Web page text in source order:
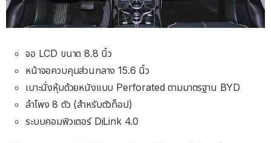
จอ LCD ขนาด 8.8 นิ้ว
หน้าจอควบคุมส่วนกลาง 15.6 นิ้ว
เบาะนั่งหุ้มด้วยหนังแบบ Perforated ตามมาตรฐาน BYD
ลำโพง 8 ตัว (สำหรับตัวท็อป)
ระบบคอมพิวเตอร์ DiLink 4.0